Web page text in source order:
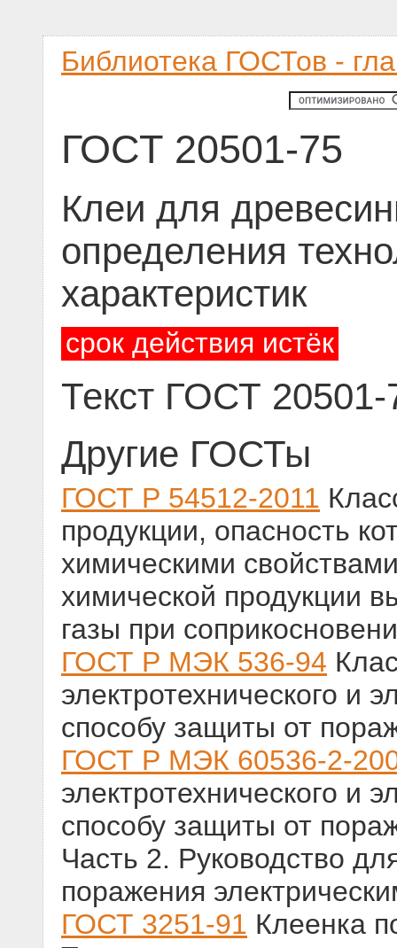
Библиотека ГОСТов -
ГОСТ 20501-75
Клеи для
определения
характеристик
срок действия истёк
Текст ГОСТ 20501-
Другие ГОСТы
ГОСТ Р 54512-2011
продукции, опасность
химическими
химической продукции
газы при
ГОСТ Р МЭК 536-94
электротехнического и
способу защиты от
ГОСТ Р МЭК 60536-2-
электротехнического и
способу защиты от
Часть 2. Руководство
поражения
ГОСТ 3251-91 Клеенка